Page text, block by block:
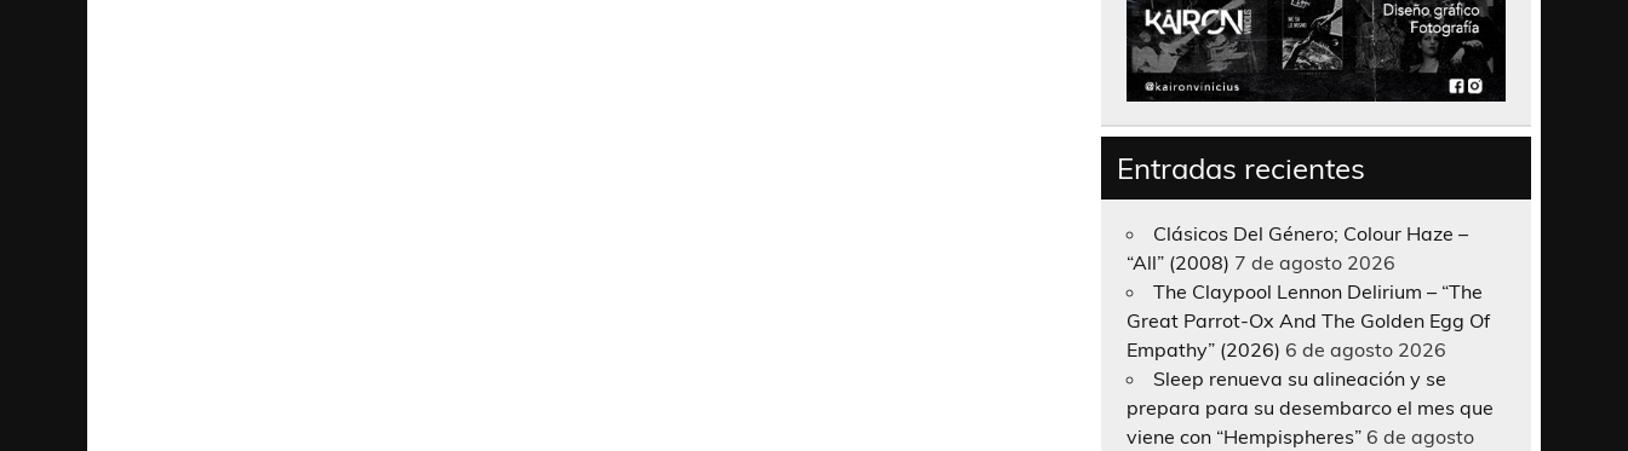
Entradas recientes
Clásicos Del Género; Colour Haze –
“All” (2008) 7 de agosto 2026
The Claypool Lennon Delirium – “The
Great Parrot-Ox And The Golden Egg Of
Empathy” (2026) 6 de agosto 2026
Sleep renueva su alineación y se
prepara para su desembarco el mes que
viene con “Hempispheres” 6 de agosto